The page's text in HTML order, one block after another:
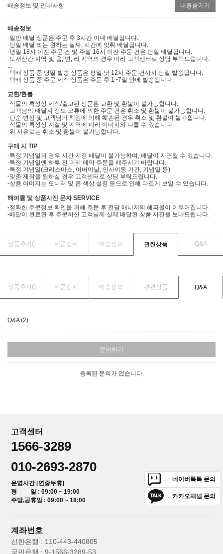
배송정보 및 안내사항 내용숨기기
배송정보
-일반 배달 상품은 주문 후 3시간 이내 배달됩니다.
-당일 배달 또는 원하는 날짜, 시간에 맞춰 배달됩니다.
-평일 18시 이전 주문 건 및 주말 16시 이전 주문 건은 당일 배달됩니다.
-도서산간 지역 및 읍, 면, 리 지역의 경우 미리 고객센터로 상담 부탁드립니다.
-택배 상품 중 당일 발송 상품은 평일 낮 12시 주문 건까지 당일 발송됩니다.
-택배 상품 중 주문 제작 상품은 주문 후 1~7일 안에 발송됩니다.
교환/환불
-식물의 특성상 제작/출고된 상품은 교환 및 환불이 불가능합니다.
-고객님의 배달지 정보 오류에 의한 주문 건은 취소 및 환불이 불가능합니다.
-단순 변심 및 고객님의 책임에 의해 훼손된 경우 취소 및 환불이 불가합니다.
-식물의 특성상 계절 및 지역에 따라 이미지와 다를 수 있습니다.
-위 사유로는 취소 및 환불이 불가능합니다.
구매 시 TIP
-특정 기념일의 경우 시간 지정 배달이 불가능하며, 배달이 지연될 수 있습니다.
-특정 기념일엔 하루 전 미리 예약 주문을 해주시기 바랍니다.
-특정 기념일(크리스마스, 어버이날, 인사이동 기간, 기념일 등)
-맞춤 제작을 원하실 경우 고객센터로 상담 부탁드립니다.
-상품 이미지는 모니터 및 폰 색상 설정 등으로 인해 다르게 보일 수 있습니다.
해피콜 및 상품사진 문자 SERVICE
-정확한 주문정보 확인을 위해 주문 후 전담 매니저의 해피콜이 이루어집니다.
-배달이 완료된 후 주문하신 고객님께 실제 배달된 상품 사진을 보내드립니다.
상품후기() 제품상세 배송정보 관련상품 Q&A
상품후기() 제품상세 배송정보 관련상품 Q&A
Q&A (2)
문의하기
등록된 문의가 없습니다.
고객센터
1566-3289
010-2693-2870
운영시간 [연중무휴]
평 일 : 09:00 ~ 19:00
주말,공휴일 : 09:00 ~ 18:00
네이버톡톡 문의
카카오채널 문의
계좌번호
신한은행 : 110-443-440805
국민은행 : 9-1566-3289-53